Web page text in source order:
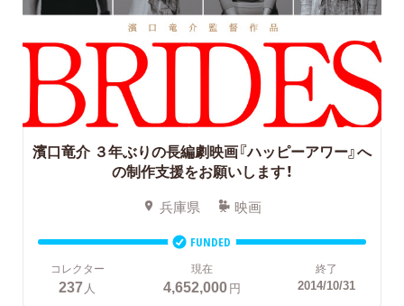
濱口竜介 ３年ぶりの長編劇映画『ハッピーアワー』へ
の制作支援をお願いします！
兵庫県 映画
FUNDED
コレクター
237人
現在
4,652,000円
終了
2014/10/31